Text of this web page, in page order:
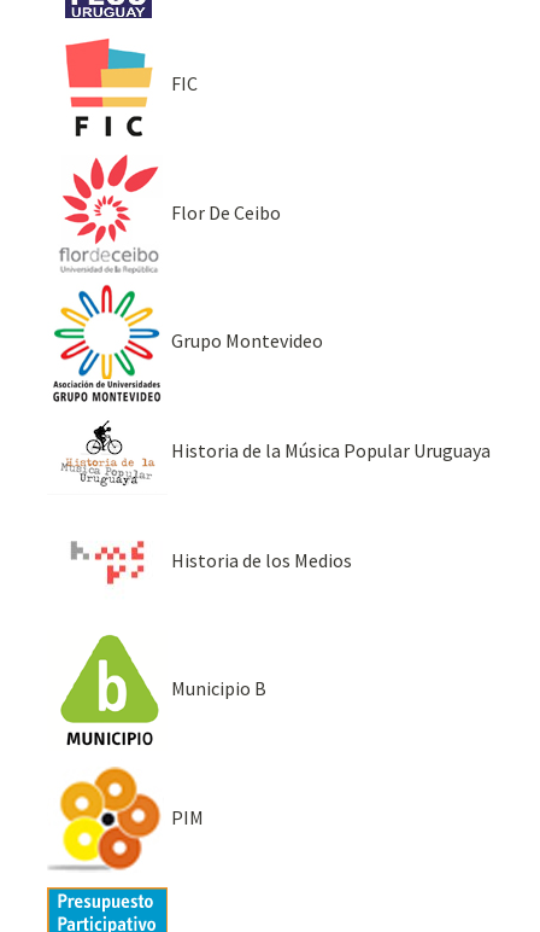
FIC
Flor De Ceibo
Grupo Montevideo
Historia de la Música Popular Uruguaya
Historia de los Medios
Municipio B
PIM